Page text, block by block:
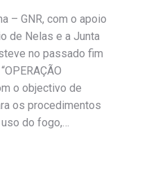
– GNR, com o apoio
de Nelas e a Junta
no passado fim
o objectivo de
os procedimentos
do fogo,…